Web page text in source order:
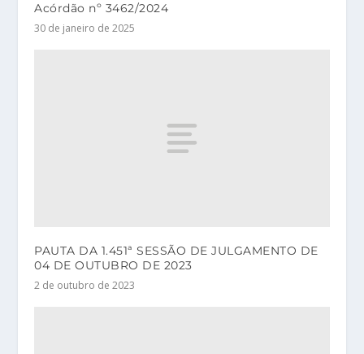
Acórdão nº 3462/2024
30 de janeiro de 2025
PAUTA DA 1.451ª SESSÃO DE JULGAMENTO DE
04 DE OUTUBRO DE 2023
2 de outubro de 2023